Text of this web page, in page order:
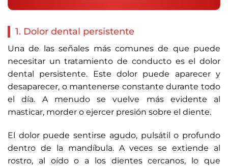
1. Dolor dental persistente
Una de las señales más comunes de que puede
necesitar un tratamiento de conducto es el dolor
dental persistente. Este dolor puede aparecer y
desaparecer, o mantenerse constante durante todo
el día. A menudo se vuelve más evidente al
masticar, morder o ejercer presión sobre el diente.
El dolor puede sentirse agudo, pulsátil o profundo
dentro de la mandíbula. A veces se extiende al
rostro, al oído o a los dientes cercanos, lo que